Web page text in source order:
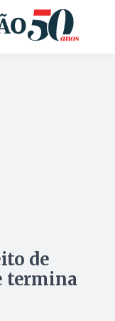
de
termina